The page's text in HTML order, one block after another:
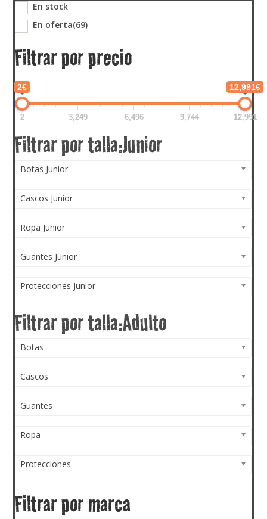
En stock
En oferta(69)
Filtrar por precio
2€ 12,991€
2 3,249 6,496 9,744 12,991
Botas Junior
Cascos Junior
Ropa Junior
Guantes Junior
Protecciones Junior
Botas
Cascos
Guantes
Ropa
Protecciones
Filtrar por marca